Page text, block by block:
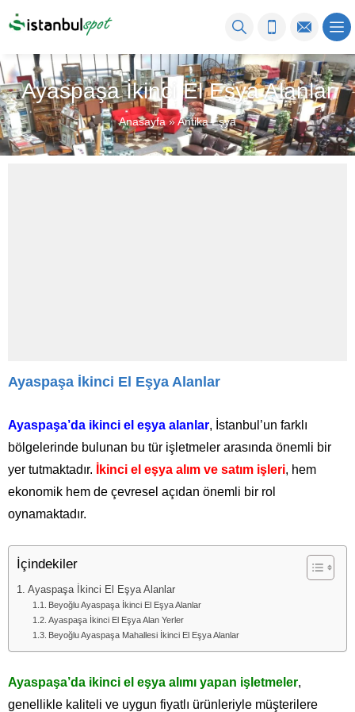
Ayaspaşa İkinci El Eşya Alanlar
Anasayfa»Antika Eşya
Ayaspaşa İkinci El Eşya Alanlar
Ayaspaşa’da ikinci el eşya alanlar, İstanbul’un farklı
bölgelerinde bulunan bu tür işletmeler arasında önemli bir
yer tutmaktadır.
İkinci el eşya alım ve satım işleri, hem
ekonomik hem de çevresel açıdan önemli bir rol
oynamaktadır.
İçindekiler
Ayaspaşa İkinci El Eşya Alanlar
Beyoğlu Ayaspaşa İkinci El Eşya Alanlar
Ayaspaşa İkinci El Eşya Alan Yerler
Beyoğlu Ayaspaşa Mahallesi İkinci El Eşya Alanlar
Ayaspaşa’da ikinci el eşya alımı yapan işletmeler,
genellikle kaliteli ve uygun fiyatlı ürünleriyle müşterilere